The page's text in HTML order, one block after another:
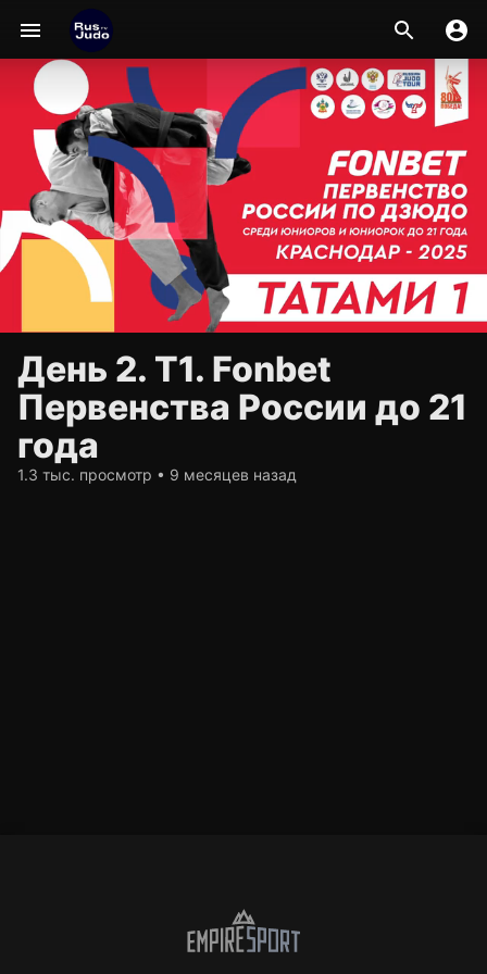
День 2. Т1. Fonbet
Первенства России до 21
года
1.3 тыс. просмотр • 9 месяцев назад